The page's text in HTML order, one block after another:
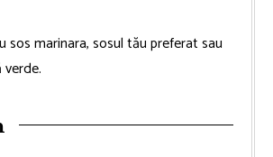
sos marinara, sosul tău preferat sau